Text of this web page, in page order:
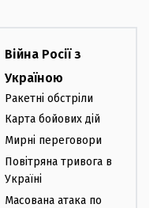
Війна Росії з
Україною
Ракетні обстріли
Карта бойових дій
Мирні переговори
Повітряна тривога в
Україні
Масована атака по